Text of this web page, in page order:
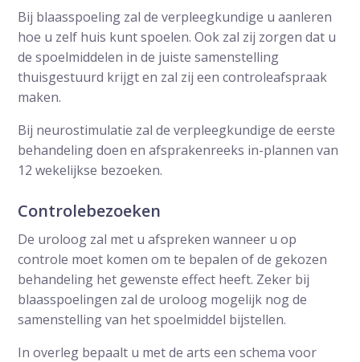
Bij blaasspoeling zal de verpleegkundige u aanleren
hoe u zelf huis kunt spoelen. Ook zal zij zorgen dat u
de spoelmiddelen in de juiste samenstelling
thuisgestuurd krijgt en zal zij een controleafspraak
maken.
Bij neurostimulatie zal de verpleegkundige de eerste
behandeling doen en afsprakenreeks in-plannen van
12 wekelijkse bezoeken.
Controlebezoeken
De uroloog zal met u afspreken wanneer u op
controle moet komen om te bepalen of de gekozen
behandeling het gewenste effect heeft. Zeker bij
blaasspoelingen zal de uroloog mogelijk nog de
samenstelling van het spoelmiddel bijstellen.
In overleg bepaalt u met de arts een schema voor